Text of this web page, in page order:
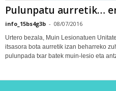
Pulunpatu aurretik…
info_15bs4g3b - 08/07/2016
Urtero bezala, Muin Lesionatuen
itsasora bota aurretik izan beharreko
pulunpada txar batek muin-lesio eta